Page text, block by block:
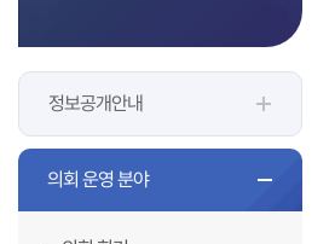
정보공개안내
의회 운영 분야